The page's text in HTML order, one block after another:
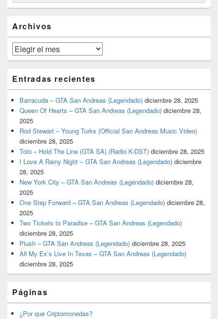
de
widget
lateral
primaria
Archivos
Archivos
Entradas recientes
Barracuda – GTA San Andreas (Legendado) diciembre 28, 2025
Queen Of Hearts – GTA San Andreas (Legendado) diciembre 28,
2025
Rod Stewart – Young Turks (Official San Andreas Music Video)
diciembre 28, 2025
Toto – Hold The Line (GTA SA) (Radio K-DST) diciembre 28, 2025
I Love A Rainy Night – GTA San Andreas (Legendado) diciembre
28, 2025
New York City – GTA San Andreas (Legendado) diciembre 28,
2025
One Step Forward – GTA San Andreas (Legendado) diciembre 28,
2025
Two Tickets to Paradise – GTA San Andreas (Legendado)
diciembre 28, 2025
Plush – GTA San Andreas (Legendado) diciembre 28, 2025
All My Ex’s Live In Texas – GTA San Andreas (Legendado)
diciembre 28, 2025
Páginas
¿Por que Criptomonedas?